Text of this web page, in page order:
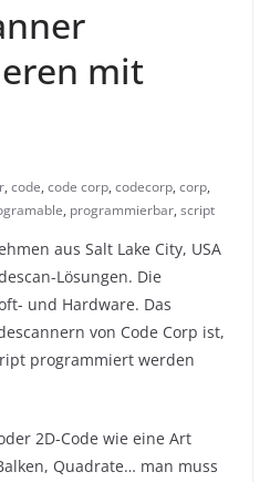
mit
, code, code corp, codecorp, corp,
, programmierbar, script
aus Salt Lake City, USA
Lösungen. Die
und Hardware. Das
von Code Corp ist,
programmiert werden
2D-Code wie eine Art
Quadrate… man muss